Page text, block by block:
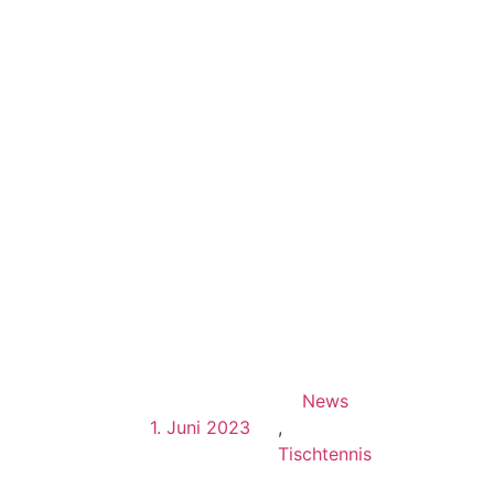
1. Juni 2023
News
,
Tischtennis